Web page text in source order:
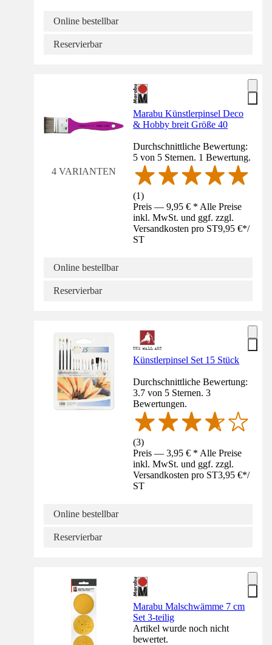
Online bestellbar
Reservierbar
4 VARIANTEN
Marabu Künstlerpinsel Deco
& Hobby breit Größe 40
Durchschnittliche Bewertung:
5 von 5 Sternen. 1 Bewertung.
(1)
Preis — 9,95 € * Alle Preise
inkl. MwSt. und ggf. zzgl.
Versandkosten pro ST9,95 €*/
ST
Online bestellbar
Reservierbar
Künstlerpinsel Set 15 Stück
Durchschnittliche Bewertung:
3.7 von 5 Sternen. 3
Bewertungen.
(3)
Preis — 3,95 € * Alle Preise
inkl. MwSt. und ggf. zzgl.
Versandkosten pro ST3,95 €*/
ST
Online bestellbar
Reservierbar
Marabu Malschwämme 7 cm
Set 3-teilig
Artikel wurde noch nicht
bewertet.